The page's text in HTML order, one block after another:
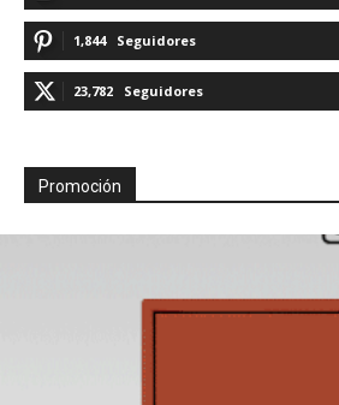
1,844 Seguidores
23,782 Seguidores
Promoción